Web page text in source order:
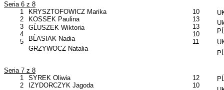
Seria 6 z 8
1
2
3
4
5
KRYSZTOFOWICZ Marika
KOSSEK Paulina
GĹUSZEK Wiktoria
BĹASIAK Nadia
GRZYWOCZ Natalia
10
13
13
10
11
Seria 7 z 8
1
2
SYREK Oliwia
IZYDORCZYK Jagoda
12
10